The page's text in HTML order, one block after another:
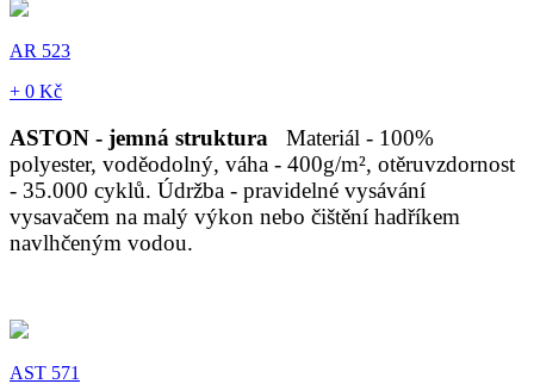
AR 523
+ 0 Kč
ASTON - jemná struktura
Materiál - 100%
polyester, voděodolný, váha - 400g/m², otěruvzdornost
- 35.000 cyklů. Údržba - pravidelné vysávání
vysavačem na malý výkon nebo čištění hadříkem
navlhčeným vodou.
AST 571